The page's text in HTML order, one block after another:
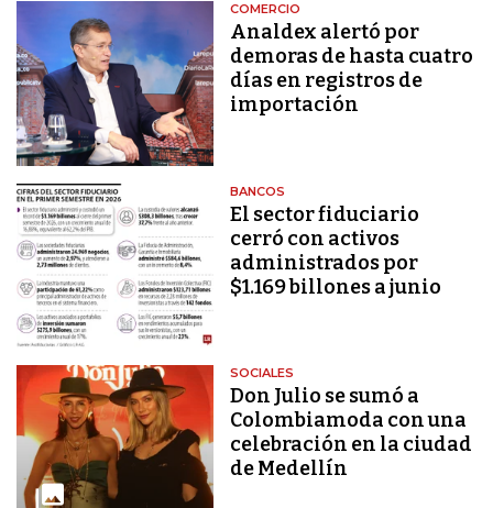
COMERCIO
Analdex alertó por
demoras de hasta cuatro
días en registros de
importación
BANCOS
El sector fiduciario
cerró con activos
administrados por
$1.169 billones a junio
SOCIALES
Don Julio se sumó a
Colombiamoda con una
celebración en la ciudad
de Medellín